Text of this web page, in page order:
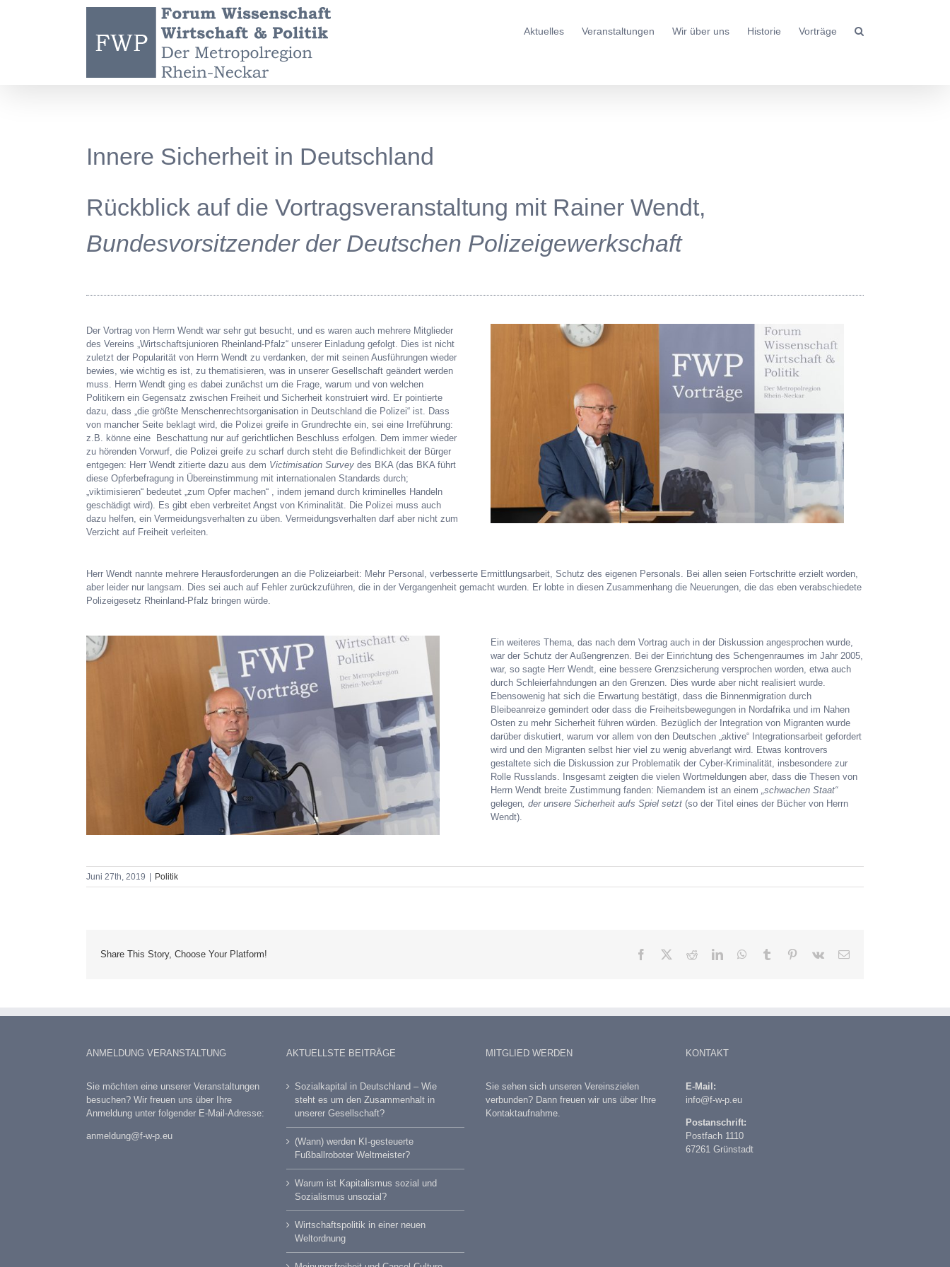
Aktuelles Veranstaltungen Wir über uns Historie Vorträge
Innere Sicherheit in Deutschland
Rückblick auf die Vortragsveranstaltung mit Rainer Wendt,
Bundesvorsitzender der Deutschen Polizeigewerkschaft
Der Vortrag von Herrn Wendt war sehr gut besucht, und es waren auch mehrere Mitglieder
des Vereins „Wirtschaftsjunioren Rheinland-Pfalz“ unserer Einladung gefolgt. Dies ist nicht
zuletzt der Popularität von Herrn Wendt zu verdanken, der mit seinen Ausführungen wieder
bewies, wie wichtig es ist, zu thematisieren, was in unserer Gesellschaft geändert werden
muss. Herrn Wendt ging es dabei zunächst um die Frage, warum und von welchen
Politikern ein Gegensatz zwischen Freiheit und Sicherheit konstruiert wird. Er pointierte
dazu, dass „die größte Menschenrechtsorganisation in Deutschland die Polizei“ ist. Dass
von mancher Seite beklagt wird, die Polizei greife in Grundrechte ein, sei eine Irreführung:
z.B. könne eine Beschattung nur auf gerichtlichen Beschluss erfolgen. Dem immer wieder
zu hörenden Vorwurf, die Polizei greife zu scharf durch steht die Befindlichkeit der Bürger
entgegen: Herr Wendt zitierte dazu aus dem Victimisation Survey des BKA (das BKA führt
diese Opferbefragung in Übereinstimmung mit internationalen Standards durch;
„viktimisieren“ bedeutet „zum Opfer machen“ , indem jemand durch kriminelles Handeln
geschädigt wird). Es gibt eben verbreitet Angst von Kriminalität. Die Polizei muss auch
dazu helfen, ein Vermeidungsverhalten zu üben. Vermeidungsverhalten darf aber nicht zum
Verzicht auf Freiheit verleiten.
Herr Wendt nannte mehrere Herausforderungen an die Polizeiarbeit: Mehr Personal, verbesserte Ermittlungsarbeit, Schutz des eigenen Personals. Bei allen seien Fortschritte erzielt worden,
aber leider nur langsam. Dies sei auch auf Fehler zurückzuführen, die in der Vergangenheit gemacht wurden. Er lobte in diesen Zusammenhang die Neuerungen, die das eben verabschiedete
Polizeigesetz Rheinland-Pfalz bringen würde.
Ein weiteres Thema, das nach dem Vortrag auch in der Diskussion angesprochen wurde,
war der Schutz der Außengrenzen. Bei der Einrichtung des Schengenraumes im Jahr 2005,
war, so sagte Herr Wendt, eine bessere Grenzsicherung versprochen worden, etwa auch
durch Schleierfahndungen an den Grenzen. Dies wurde aber nicht realisiert wurde.
Ebensowenig hat sich die Erwartung bestätigt, dass die Binnenmigration durch
Bleibeanreize gemindert oder dass die Freiheitsbewegungen in Nordafrika und im Nahen
Osten zu mehr Sicherheit führen würden. Bezüglich der Integration von Migranten wurde
darüber diskutiert, warum vor allem von den Deutschen „aktive“ Integrationsarbeit gefordert
wird und den Migranten selbst hier viel zu wenig abverlangt wird. Etwas kontrovers
gestaltete sich die Diskussion zur Problematik der Cyber-Kriminalität, insbesondere zur
Rolle Russlands. Insgesamt zeigten die vielen Wortmeldungen aber, dass die Thesen von
Herrn Wendt breite Zustimmung fanden: Niemandem ist an einem „schwachen Staat“
gelegen , der unsere Sicherheit aufs Spiel setzt (so der Titel eines der Bücher von Herrn
Wendt).
Juni 27th, 2019 Politik
Share This Story, Choose Your Platform! Facebook RedditLinkedInWhatsApp
Tumblr Pinterest
Vk
E-
ANMELDUNG VERANSTALTUNG
Sie möchten eine unserer Veranstaltungen
besuchen? Wir freuen uns über Ihre
Anmeldung unter folgender E-Mail-Adresse:
anmeldung@f-w-p.eu
AKTUELLSTE BEITRÄGE
Sozialkapital in Deutschland – Wie
steht es um den Zusammenhalt in
unserer Gesellschaft?
(Wann) werden KI-gesteuerte
Fußballroboter Weltmeister?
Warum ist Kapitalismus sozial und
Sozialismus unsozial?
Wirtschaftspolitik in einer neuen
Weltordnung
MITGLIED WERDEN
Sie sehen sich unseren Vereinszielen
verbunden? Dann freuen wir uns über Ihre
Kontaktaufnahme.
KONTAKT
E-Mail:
info@f-w-p.eu
Postanschrift:
Postfach 1110
67261 Grünstadt